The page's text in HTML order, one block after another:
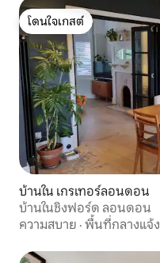
โดนใจเกสต์
โดนใจเกสต์
บ้านใน เกรเทอร์ลอนดอน
บ้านในชิงฟอร์ด ลอนดอน
ความสบาย · พื้นที่กลางแจ้ง